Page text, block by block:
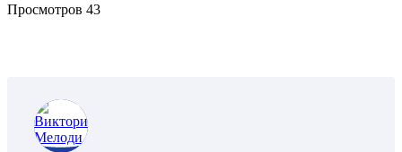
Просмотров 43